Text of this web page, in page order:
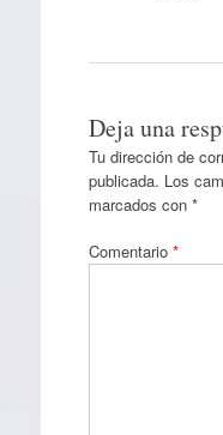
Deja una
Tu dirección de
publicada. Los
marcados con *
Comentario *